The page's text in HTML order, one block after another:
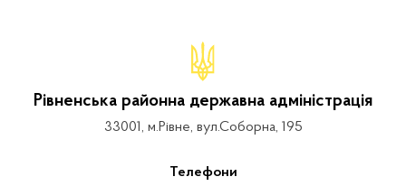
Рівненська районна державна адміністрація
33001, м.Рівне, вул.Соборна, 195
Телефони